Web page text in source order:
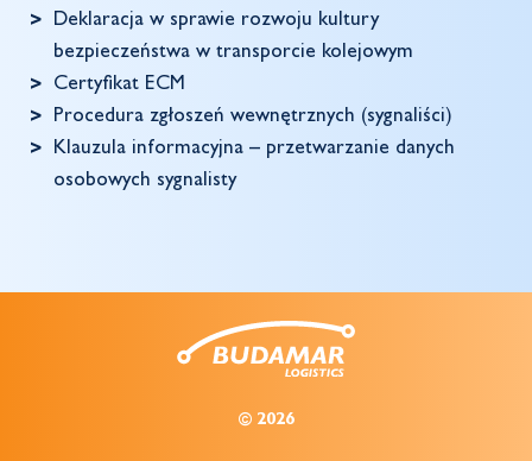
Deklaracja w sprawie rozwoju kultury
bezpieczeństwa w transporcie kolejowym
Certyfikat ECM
Procedura zgłoszeń wewnętrznych (sygnaliści)
Klauzula informacyjna – przetwarzanie danych
osobowych sygnalisty
© 2026